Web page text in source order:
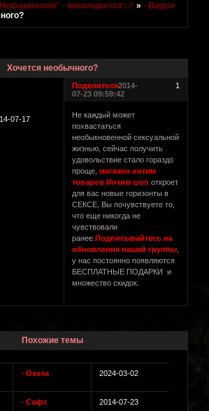
- посвящается :.† »- Видео
Хочется необычного?
Поделиться 1
2014-
07-23 09:59:42
07-17
Не каждый может
похвастаться
необыкновенной сексуальной
жизнью, сейчас получить
удовольствие стало гораздо
проще,магазин интим
товаров Интим шоп откроет
для вас новые горизонты в
СЕКСЕ, Вы почувствуете то,
что еще никогда не
чувствовали
ранее.Подписывайтесь на
обновления нашей группы
у нас постоянно появляются
БЕСПЛАТНЫЕ ПОДАРКИ и
множество скидок.
Похожие темы
- Охота 2024-03-02
- Софт 2014-07-23